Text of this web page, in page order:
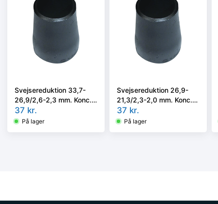
Svejsereduktion 33,7-
26,9/2,6-2,3 mm. Konc.
Slyngr. Faset, Kval.
P235GH, EN 10253-
37 kr.
På lager
Svejsereduktion 26,9-
21,3/2,3-2,0 mm. Konc.
Slyngr. Faset, Kval.
P235GH, EN 10253-
37 kr.
På lager